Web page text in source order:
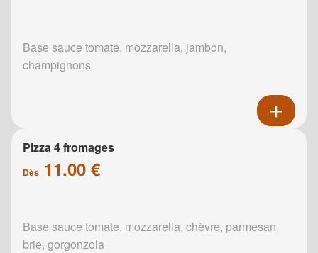
Base sauce tomate, mozzarella, jambon,
champignons
Pizza 4 fromages
Dès 11.00 €
Base sauce tomate, mozzarella, chèvre, parmesan,
brie, gorgonzola